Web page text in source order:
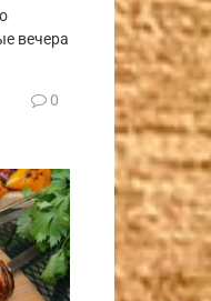
вечера
0